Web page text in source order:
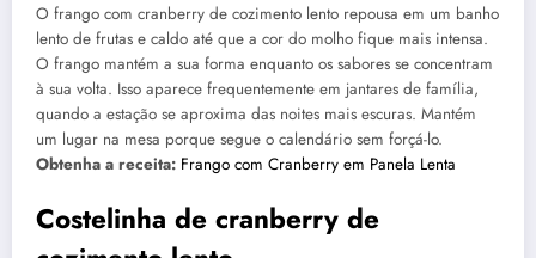
O frango com cranberry de cozimento lento repousa em um banho
lento de frutas e caldo até que a cor do molho fique mais intensa.
O frango mantém a sua forma enquanto os sabores se concentram
à sua volta. Isso aparece frequentemente em jantares de família,
quando a estação se aproxima das noites mais escuras. Mantém
um lugar na mesa porque segue o calendário sem forçá-lo.
Obtenha a receita: Frango com Cranberry em Panela Lenta
Costelinha de cranberry de